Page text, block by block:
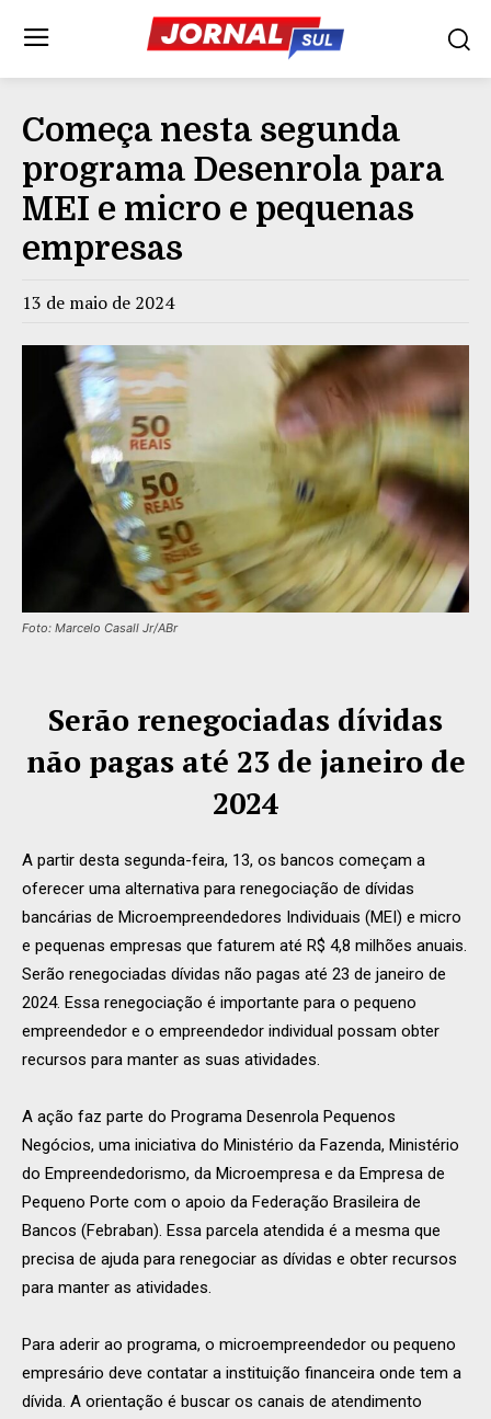
Começa nesta segunda
programa Desenrola para
MEI e micro e pequenas
empresas
13 de maio de 2024
Foto: Marcelo Casall Jr/ABr
Serão renegociadas dívidas
não pagas até 23 de janeiro de
2024
A partir desta segunda-feira, 13, os bancos começam a
oferecer uma alternativa para renegociação de dívidas
bancárias de Microempreendedores Individuais (MEI) e micro
e pequenas empresas que faturem até R$ 4,8 milhões anuais.
Serão renegociadas dívidas não pagas até 23 de janeiro de
2024. Essa renegociação é importante para o pequeno
empreendedor e o empreendedor individual possam obter
recursos para manter as suas atividades.
A ação faz parte do Programa Desenrola Pequenos
Negócios, uma iniciativa do Ministério da Fazenda, Ministério
do Empreendedorismo, da Microempresa e da Empresa de
Pequeno Porte com o apoio da Federação Brasileira de
Bancos (Febraban). Essa parcela atendida é a mesma que
precisa de ajuda para renegociar as dívidas e obter recursos
para manter as atividades.
Para aderir ao programa, o microempreendedor ou pequeno
empresário deve contatar a instituição financeira onde tem a
dívida. A orientação é buscar os canais de atendimento